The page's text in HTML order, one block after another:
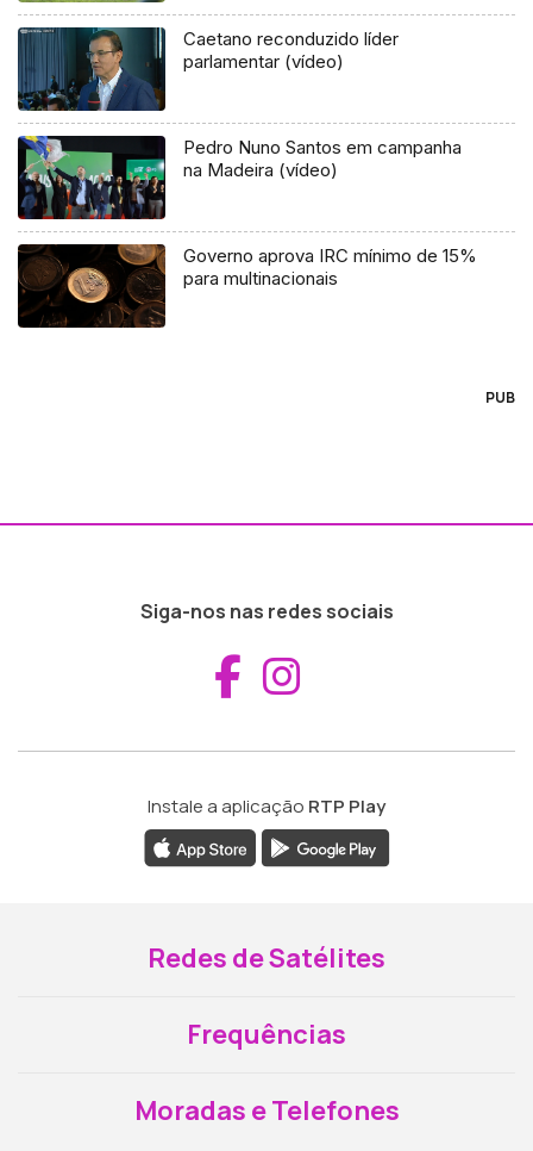
Caetano reconduzido líder
parlamentar (vídeo)
Pedro Nuno Santos em campanha
na Madeira (vídeo)
Governo aprova IRC mínimo de 15%
para multinacionais
PUB
Siga-nos nas redes sociais
Aceder ao
Instale a aplicação RTP Play
Redes de Satélites
Frequências
Moradas e Telefones